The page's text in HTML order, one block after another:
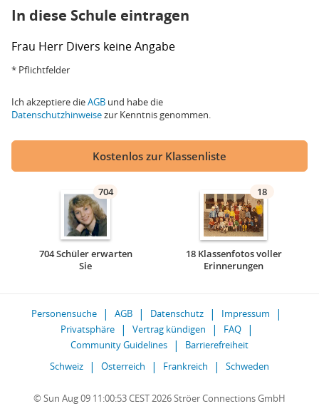
In diese Schule eintragen
Frau Herr Divers keine Angabe
* Pflichtfelder
Ich akzeptiere dieAGB und habe die
Datenschutzhinweisezur Kenntnis genommen.
Kostenlos zur Klassenliste
704
704 Schüler erwarten
Sie
18
18 Klassenfotos voller
Erinnerungen
Personensuche AGB Datenschutz
Impressum
Privatsphäre
Vertrag kündigen
FAQ
Community Guidelines
Barrierefreiheit
Schweiz
Österreich Frankreich Schweden
© Sun Aug 09 11:00:53 CEST 2026 Ströer Connections GmbH